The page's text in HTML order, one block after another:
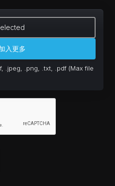
入更多
.jpeg, .png, .txt, .pdf (Max file